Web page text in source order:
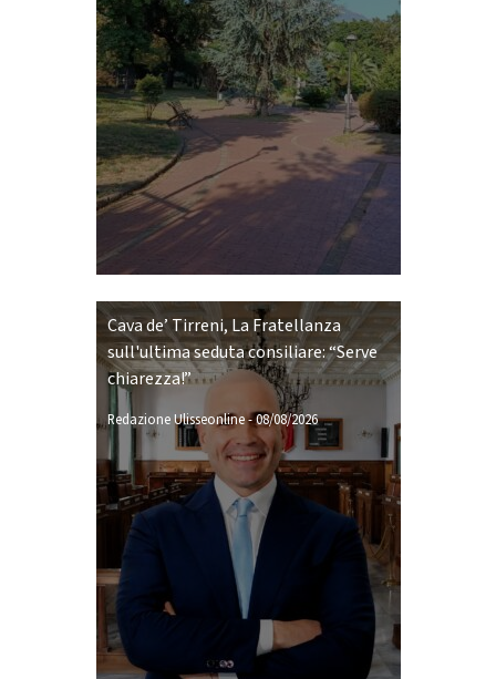
Cava de’ Tirreni, La Fratellanza
sull'ultima seduta consiliare: “Serve
chiarezza!”
Redazione Ulisseonline-08/08/2026